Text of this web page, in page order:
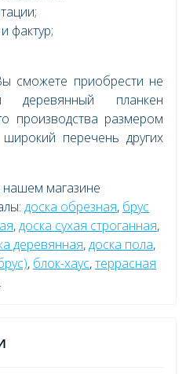
фактур;
сможете приобрести не
деревянный планкен
производства размером
перечень других
нашем магазине
доска обрезная, брус
,доска сухая строганная,
деревянная,доска пола,
, блок-хаус,террасная